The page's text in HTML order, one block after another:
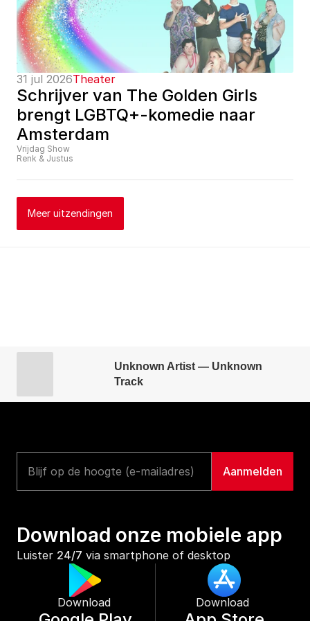
31 jul 2026Theater
Schrijver van The Golden Girls
brengt LGBTQ+-komedie naar
Amsterdam
Vrijdag Show
Renk & Justus
Meer uitzendingen
Unknown Artist — Unknown
Track
Download onze mobiele app
Luister 24/7 via smartphone of desktop
Download Download